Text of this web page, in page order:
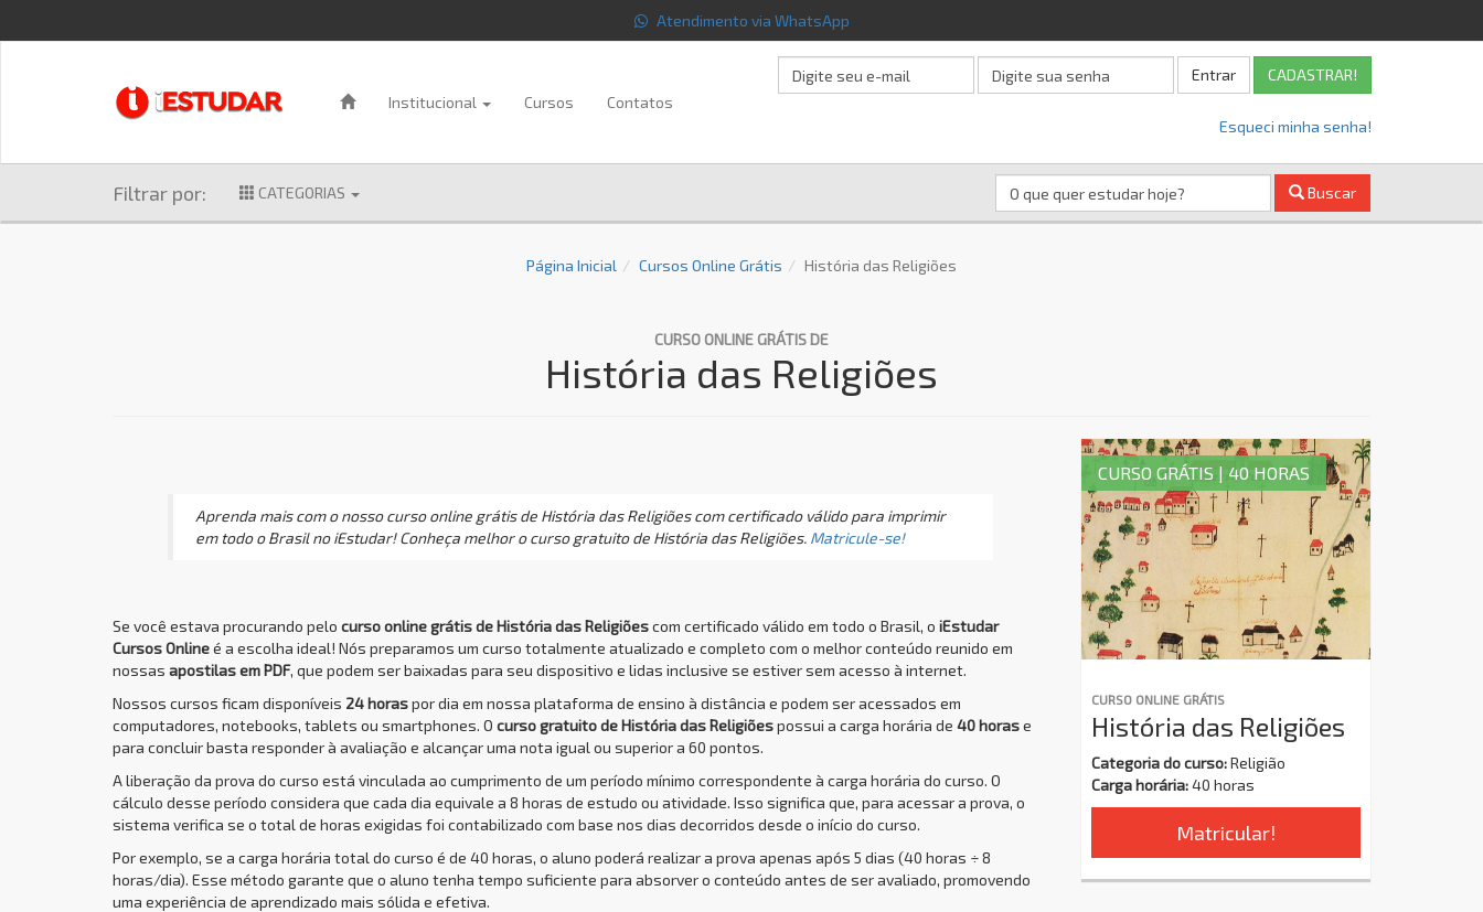
Atendimento via WhatsApp
Institucional Cursos Contatos
Entrar CADASTRAR!
Esqueci minha senha!
Filtrar por: CATEGORIAS Buscar
Página Inicial Cursos Online Grátis História das Religiões
CURSO ONLINE GRÁTIS DE
História das Religiões
Aprenda mais com o nosso curso online grátis de História das Religiões com certificado válido para imprimir
em todo o Brasil no iEstudar! Conheça melhor o curso gratuito de História das Religiões. Matricule-se!
Se você estava procurando pelo curso online grátis de História das Religiõescom certificado válido em todo o Brasil, o iEstudar
Cursos Onlineé a escolha ideal! Nós preparamos um curso totalmente atualizado e completo com o melhor conteúdo reunido em
nossas apostilas em PDF, que podem ser baixadas para seu dispositivo e lidas inclusive se estiver sem acesso à internet.
Nossos cursos ficam disponíveis 24 horaspor dia em nossa plataforma de ensino à distância e podem ser acessados em
computadores, notebooks, tablets ou smartphones. O curso gratuito de História das Religiõespossui a carga horária de 40 horase
para concluir basta responder à avaliação e alcançar uma nota igual ou superior a 60 pontos.
A liberação da prova do curso está vinculada ao cumprimento de um período mínimo correspondente à carga horária do curso. O
cálculo desse período considera que cada dia equivale a 8 horas de estudo ou atividade. Isso significa que, para acessar a prova, o
sistema verifica se o total de horas exigidas foi contabilizado com base nos dias decorridos desde o início do curso.
Por exemplo, se a carga horária total do curso é de 40 horas, o aluno poderá realizar a prova apenas após 5 dias (40 horas ÷ 8
horas/dia). Esse método garante que o aluno tenha tempo suficiente para absorver o conteúdo antes de ser avaliado, promovendo
uma experiência de aprendizado mais sólida e efetiva.
CURSO ONLINE GRÁTIS
História das Religiões
Categoria do curso:Religião
Carga horária:40 horas
Matricular!
CURSO GRÁTIS | 40 HORAS